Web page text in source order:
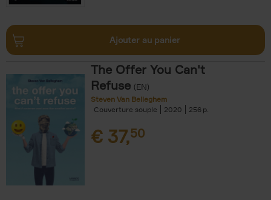
Ajouter au panier
The Offer You Can't
Refuse (EN)
Steven Van Belleghem
Couverture souple
2020 256
€ 37,50